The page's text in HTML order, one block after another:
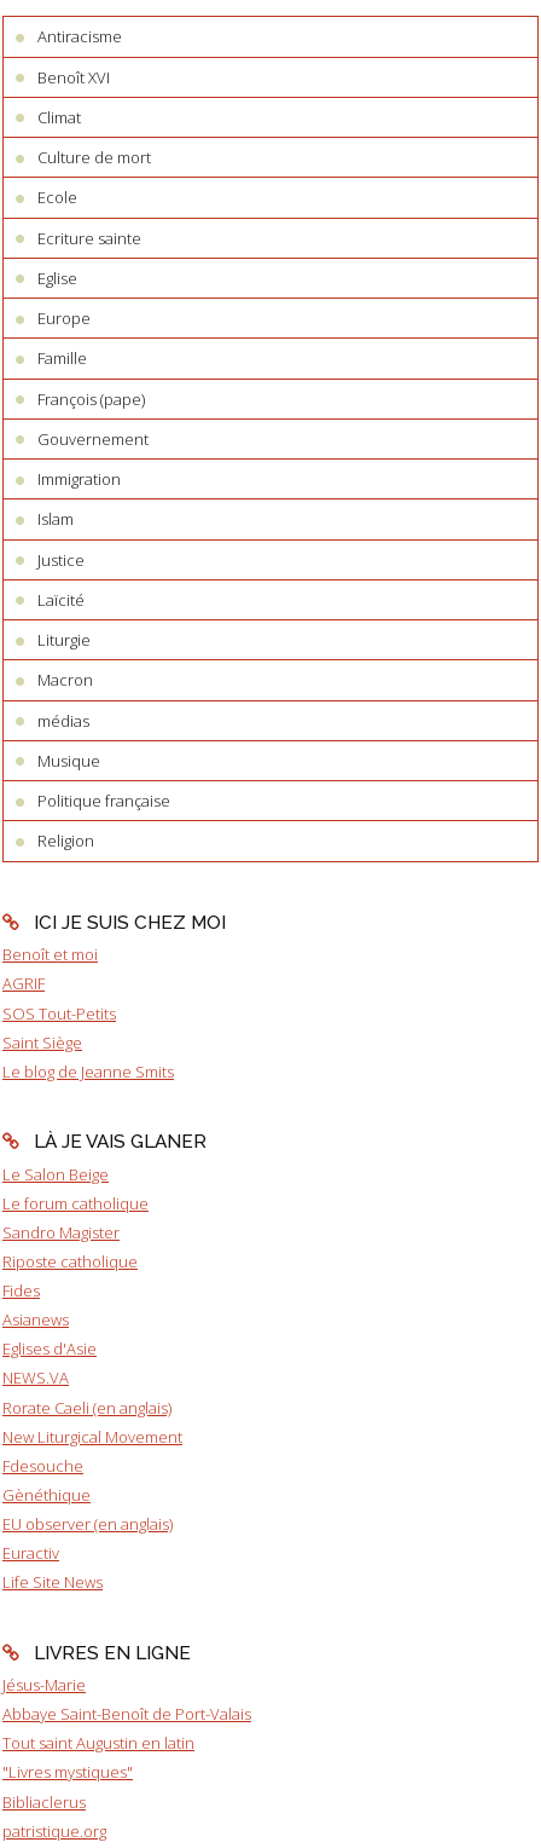
Antiracisme
Benoît XVI
Climat
Culture de mort
Ecole
Ecriture sainte
Eglise
Europe
Famille
François (pape)
Gouvernement
Immigration
Islam
Justice
Laïcité
Liturgie
Macron
médias
Musique
Politique française
Religion
ICI JE SUIS CHEZ MOI
Benoît et moi
AGRIF
SOS Tout-Petits
Saint Siège
Le blog de Jeanne Smits
LÀ JE VAIS GLANER
Le Salon Beige
Le forum catholique
Sandro Magister
Riposte catholique
Fides
Asianews
Eglises d'Asie
NEWS.VA
Rorate Caeli (en anglais)
New Liturgical Movement
Fdesouche
Gènéthique
EU observer (en anglais)
Euractiv
Life Site News
LIVRES EN LIGNE
Jésus-Marie
Abbaye Saint-Benoît de Port-Valais
Tout saint Augustin en latin
"Livres mystiques"
Bibliaclerus
patristique.org